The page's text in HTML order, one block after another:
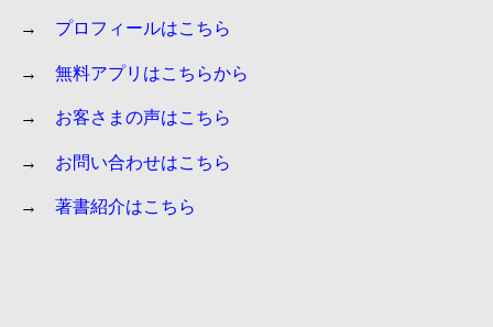
→ プロフィールはこちら
→ 無料アプリはこちらから
→ お客さまの声はこちら
→ お問い合わせはこちら
→ 著書紹介はこちら